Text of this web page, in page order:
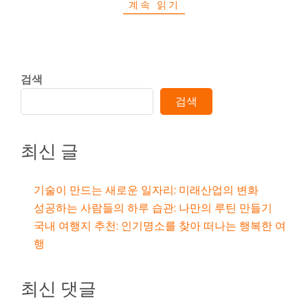
계속 읽기
검색
검색
최신 글
기술이 만드는 새로운 일자리: 미래산업의 변화
성공하는 사람들의 하루 습관: 나만의 루틴 만들기
국내 여행지 추천: 인기명소를 찾아 떠나는 행복한 여
행
최신 댓글